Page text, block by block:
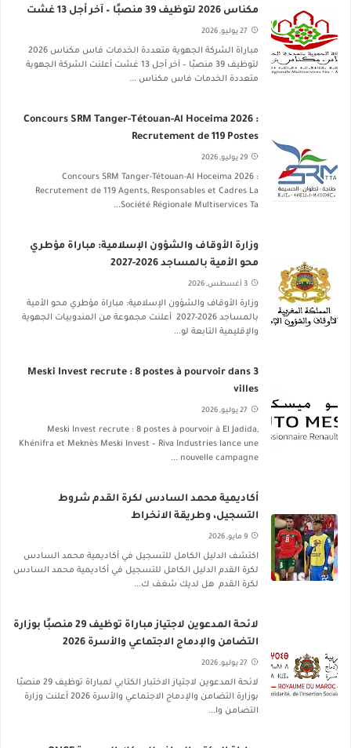
مكناس 2026 لتوظيف 39 منصبًا – آخر أجل 13 غشت
2026
27 يوليو, 2026
مباراة الشركة الجهوية متعددة الخدمات فاس مكناس 2026
لتوظيف 39 منصبًا – آخر أجل 13 غشت أعلنت الشركة الجهوية
متعددة الخدمات فاس مكناس ...
Concours SRM Tanger-Tétouan-Al Hoceima 2026 :
Recrutement de 119 Postes
29 يوليو, 2026
Concours SRM Tanger-Tétouan-Al Hoceima 2026 :
Recrutement de 119 Agents, Responsables et Cadres La
Société Régionale Multiservices Ta...
وزارة الأوقاف والشؤون الإسلامية: مباراة مؤطري
محو الأمية بالمساجد 2026-2027
3 أغسطس, 2026
وزارة الأوقاف والشؤون الإسلامية: مباراة مؤطري محو الأمية
بالمساجد 2026-2027 أعلنت مجموعة من المندوبيات الجهوية
والإقليمية التابعة لو...
Meski Invest recrute : 8 postes à pourvoir dans 3
villes
27 يوليو, 2026
Meski Invest recrute : 8 postes à pourvoir à El Jadida,
Khénifra et Meknès Meski Invest – Riva Industries lance une
nouvelle campagne ...
أكاديمية محمد السادس لكرة القدم شروط
التسجيل، وطريقة الانخراط
9 مايو, 2026
اكتشف الدليل الكامل للتسجيل في أكاديمية محمد السادس
لكرة القدم الدليل الكامل للتسجيل في أكاديمية محمد السادس
لكرة القدم هل لديك شغف ك...
لائحة المدعوين لاجتياز مباراة توظيف 29 منصبًا بوزارة
التضامن والإدماج الاجتماعي والأسرة 2026
27 يوليو, 2026
لائحة المدعوين لاجتياز الاختبار الكتابي لمباراة توظيف 29 منصبًا
بوزارة التضامن والإدماج الاجتماعي والأسرة 2026 أعلنت وزارة
التضامن وا...